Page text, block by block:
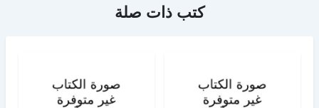
كتب ذات صلة